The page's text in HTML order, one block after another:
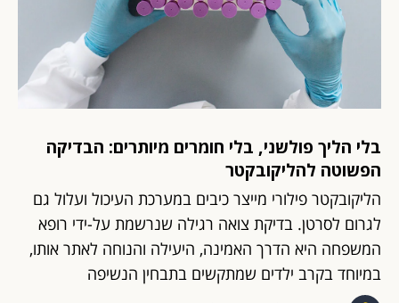
בלי הליך פולשני, בלי חומרים מיותרים: הבדיקה
הפשוטה להליקובקטר
הליקובקטר פילורי מייצר כיבים במערכת העיכול ועלול גם
לגרום לסרטן. בדיקת צואה רגילה שנרשמת על-ידי רופא
המשפחה היא הדרך האמינה, היעילה והנוחה לאתר אותו,
במיוחד בקרב ילדים שמתקשים בתבחין הנשיפה